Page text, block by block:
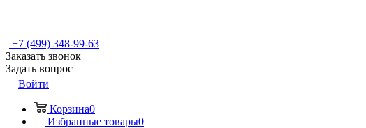
+7 (499) 348-99-63
Заказать звонок
Задать вопрос
Войти
Корзина0
Избранные товары0